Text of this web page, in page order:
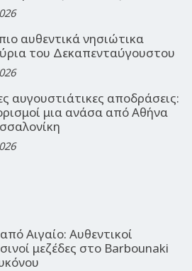
αυθεντικά νησιώτικα
του Δεκαπενταύγουστου
αυγουστιάτικες αποδράσεις:
μια ανάσα από Αθήνα
Αιγαίο: Αυθεντικοί
μεζέδες στο Barbounaki